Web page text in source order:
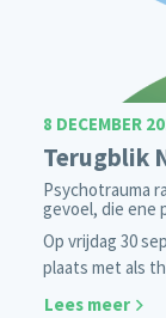
8 DECEMBER
Terugblik
Psychotrauma
gevoel, die ene
Op vrijdag 30
plaats met als
Lees meer